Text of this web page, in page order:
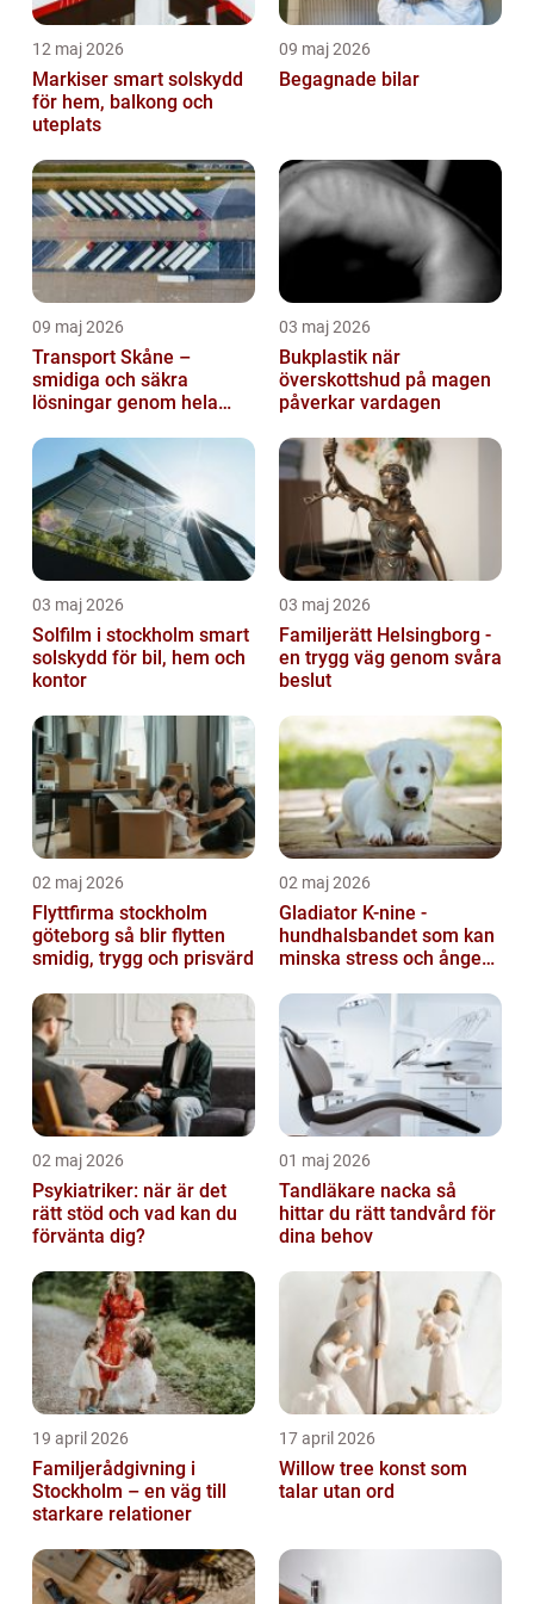
12 maj 2026
Markiser smart solskydd
för hem, balkong och
uteplats
09 maj 2026
Begagnade bilar
09 maj 2026
Transport Skåne –
smidiga och säkra
lösningar genom hela
03 maj 2026
Bukplastik när
överskottshud på magen
påverkar vardagen
03 maj 2026
Solfilm i stockholm smart
solskydd för bil, hem och
kontor
03 maj 2026
Familjerätt Helsingborg -
en trygg väg genom svåra
beslut
02 maj 2026
Flyttfirma stockholm
göteborg så blir flytten
smidig, trygg och prisvärd
02 maj 2026
Gladiator K-nine -
hundhalsbandet som kan
minska stress och ångest
02 maj 2026
Psykiatriker: när är det
rätt stöd och vad kan du
förvänta dig?
01 maj 2026
Tandläkare nacka så
hittar du rätt tandvård för
dina behov
19 april 2026
Familjerådgivning i
Stockholm – en väg till
starkare relationer
17 april 2026
Willow tree konst som
talar utan ord